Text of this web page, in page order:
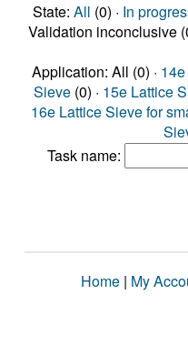
State: All (0) · In
Validation inconclusive
Application: All (0) ·
Sieve (0) · 15e Lattice
16e Lattice Sieve for
Task name:
Home | My